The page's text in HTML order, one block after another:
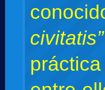
civitatis”